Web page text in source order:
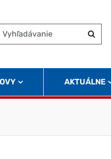
Vyhľadávanie
Hľadať
AKTUÁLNE